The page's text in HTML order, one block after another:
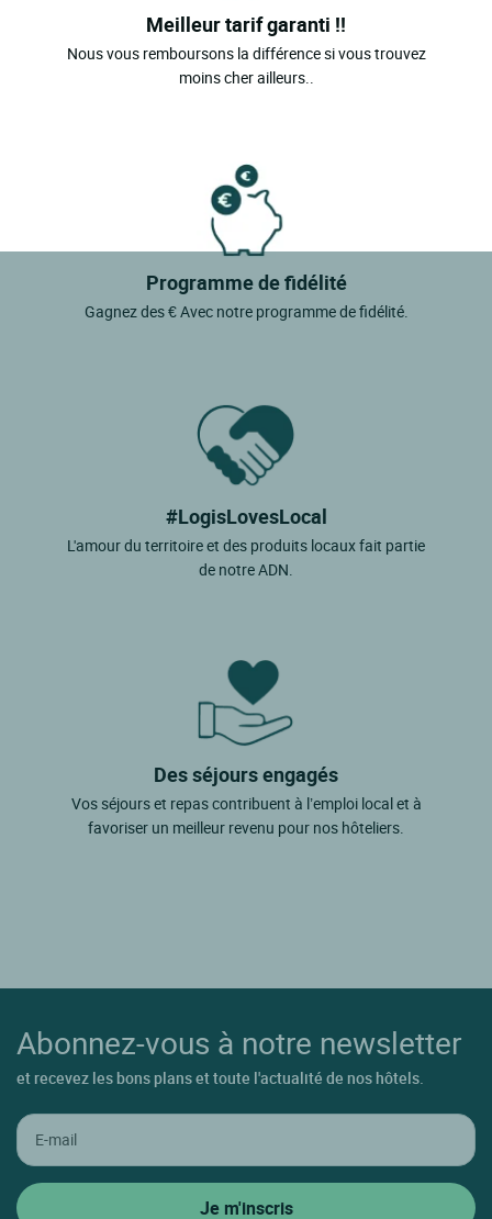
Meilleur tarif garanti !!
Nous vous remboursons la différence si vous trouvez
moins cher ailleurs..
Programme de fidélité
Gagnez des € Avec notre programme de fidélité.
#LogisLovesLocal
L'amour du territoire et des produits locaux fait partie
de notre ADN.
Des séjours engagés
Vos séjours et repas contribuent à l’emploi local et à
favoriser un meilleur revenu pour nos hôteliers.
Abonnez-vous à notre newsletter
et recevez les bons plans et toute l'actualité de nos hôtels.